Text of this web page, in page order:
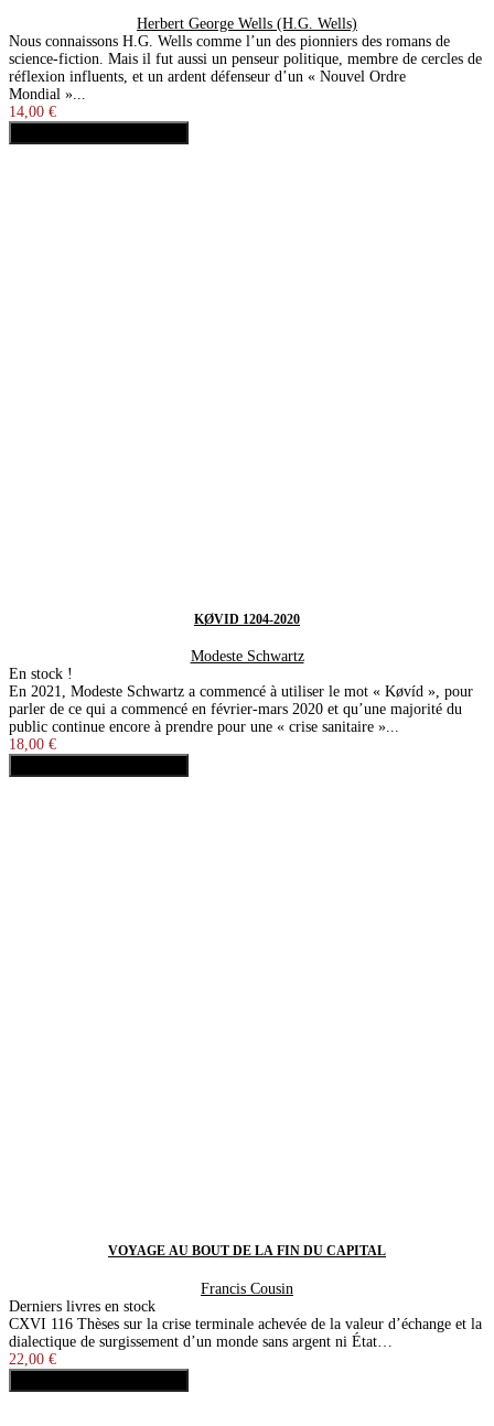
Herbert George Wells (H.G. Wells)
Nous connaissons H.G. Wells comme l’un des pionniers des romans de
science-fiction. Mais il fut aussi un penseur politique, membre de cercles de
réflexion influents, et un ardent défenseur d’un « Nouvel Ordre
Mondial »...
14,00 €
KØVID 1204-2020
Modeste Schwartz
En stock !
En 2021, Modeste Schwartz a commencé à utiliser le mot « Køvíd », pour
parler de ce qui a commencé en février-mars 2020 et qu’une majorité du
public continue encore à prendre pour une « crise sanitaire »...
18,00 €
VOYAGE AU BOUT DE LA FIN DU CAPITAL
Francis Cousin
Derniers livres en stock
CXVI 116 Thèses sur la crise terminale achevée de la valeur d’échange et la
dialectique de surgissement d’un monde sans argent ni État…
22,00 €